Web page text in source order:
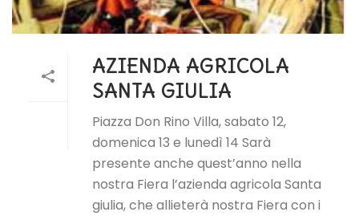
AZIENDA AGRICOLA
SANTA GIULIA
Piazza Don Rino Villa, sabato 12,
domenica 13 e lunedì 14 Sarà
presente anche quest’anno nella
nostra Fiera l’azienda agricola Santa
giulia, che allieterà nostra Fiera con i